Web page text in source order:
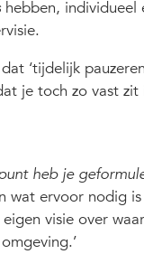
hebben, individueel
‘tijdelijk
je toch zo vast
heb je
wat ervoor nodig
visie over